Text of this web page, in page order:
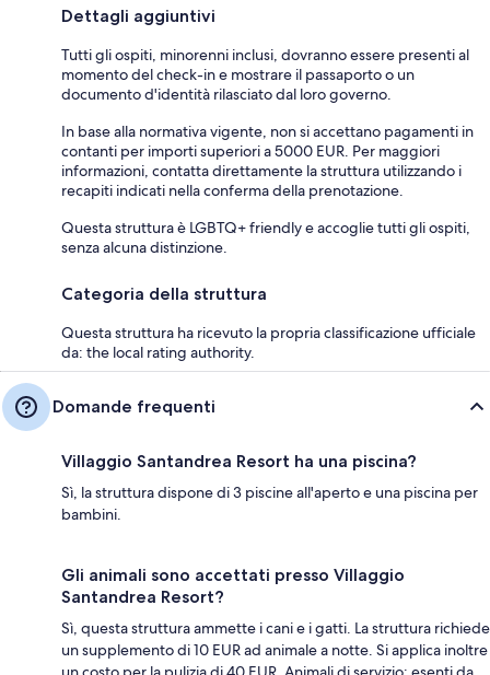
Dettagli aggiuntivi
Tutti gli ospiti, minorenni inclusi, dovranno essere presenti al
momento del check-in e mostrare il passaporto o un
documento d'identità rilasciato dal loro governo.
In base alla normativa vigente, non si accettano pagamenti in
contanti per importi superiori a 5000 EUR. Per maggiori
informazioni, contatta direttamente la struttura utilizzando i
recapiti indicati nella conferma della prenotazione.
Questa struttura è LGBTQ+ friendly e accoglie tutti gli ospiti,
senza alcuna distinzione.
Categoria della struttura
Questa struttura ha ricevuto la propria classificazione ufficiale
da: the local rating authority.
Domande frequenti
Villaggio Santandrea Resort ha una piscina?
Sì, la struttura dispone di 3 piscine all'aperto e una piscina per
bambini.
Gli animali sono accettati presso Villaggio
Santandrea Resort?
Sì, questa struttura ammette i cani e i gatti. La struttura richiede
un supplemento di 10 EUR ad animale a notte. Si applica inoltre